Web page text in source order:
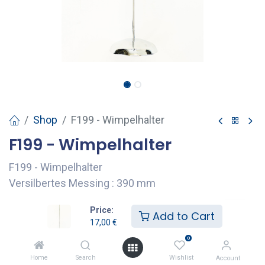
Price:
17,00 € Add to Cart
Home Search
0
Wishlist Account
Shop F199 - Wimpelhalter
F199 - Wimpelhalter
F199 - Wimpelhalter
Versilbertes Messing : 390 mm
Add to Cart